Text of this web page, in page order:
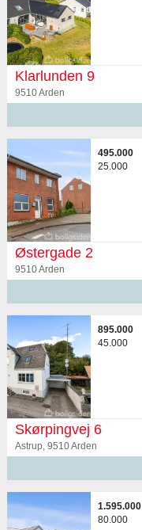
Klarlunden 9
9510 Arden
495.000
25.000
Østergade 2
9510 Arden
895.000
45.000
Skørpingvej 6
Astrup, 9510 Arden
1.595.000
80.000